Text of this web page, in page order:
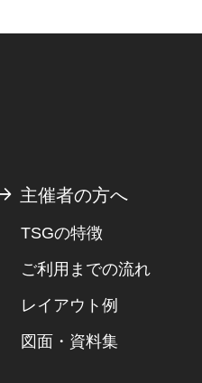
主催者の方へ
TSGの特徴
ご利用までの流れ
レイアウト例
図面・資料集